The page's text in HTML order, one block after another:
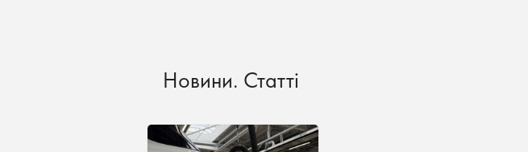
Новини. Статті